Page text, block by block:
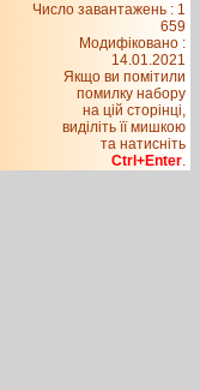
Число завантажень : 1
659
Модифіковано :
14.01.2021
Якщо ви помітили
помилку набору
на цiй сторiнцi,
видiлiть її мишкою
та натисніть
Ctrl+Enter.